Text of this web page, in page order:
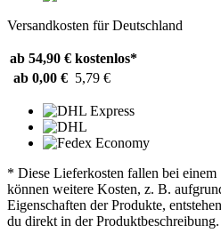
Versandkosten für Deutschland
ab 54,90 € kostenlos*
ab 0,00 € 5,79 €
* Diese Lieferkosten fallen bei einem
können weitere Kosten, z. B.
Eigenschaften der Produkte,
du direkt in der Produktbeschreibung.